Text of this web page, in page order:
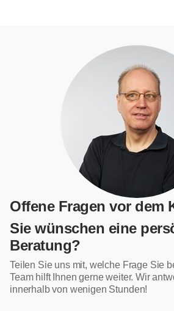
Offene Fragen vor dem
Sie wünschen eine
Beratung?
Teilen Sie uns mit, welche Frage Sie
Team hilft Ihnen gerne weiter. Wir
innerhalb von wenigen Stunden!